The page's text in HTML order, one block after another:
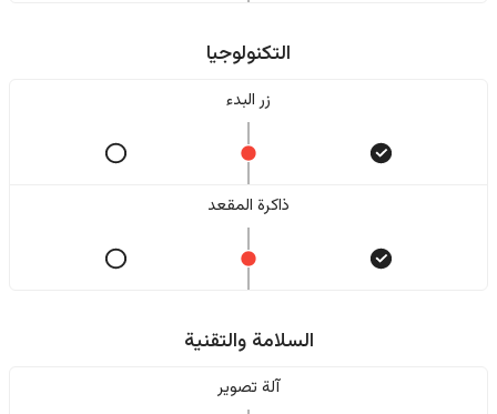
التكنولوجيا
زر البدء
ذاكرة المقعد
السلامة والتقنية
آلة تصوير